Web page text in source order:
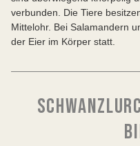
verbunden. Die Tiere
Mittelohr. Bei Salamandern
der Eier im Körper statt.